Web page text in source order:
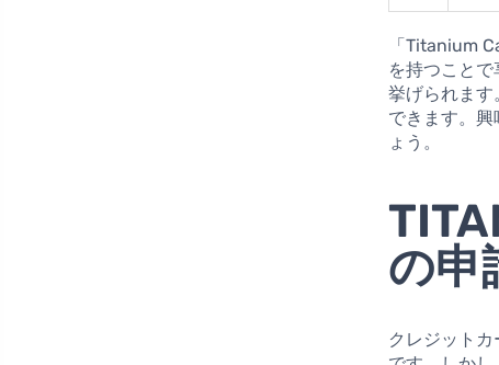
「Titanium
を持つこと
挙げられま
できます。
ょう。
の申
クレジット